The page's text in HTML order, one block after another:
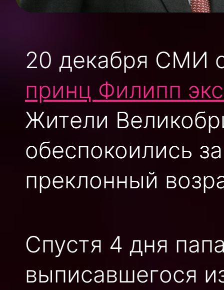
20 декабря СМИ
принц Филипп
Жители
обеспокоились
преклонный
Спустя 4 дня
выписавшегося